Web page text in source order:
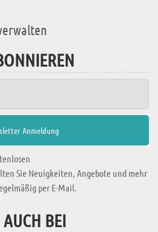
Sie Neuigkeiten, Angebote und mehr
per E-Mail.
BEI